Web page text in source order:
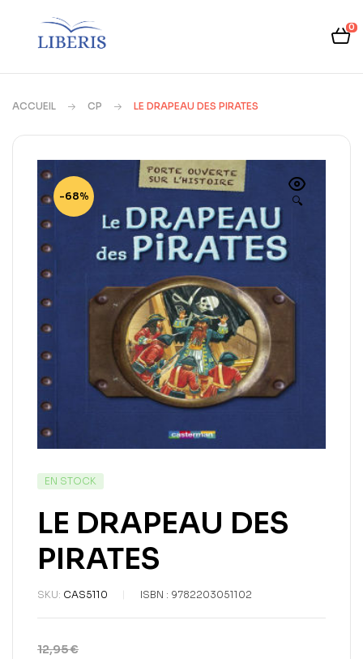
0
ACCUEIL CP LE DRAPEAU DES PIRATES
🔍
-68%
EN STOCK
LE DRAPEAU DES
PIRATES
SKU: CAS5110 ISBN : 9782203051102
12,95€